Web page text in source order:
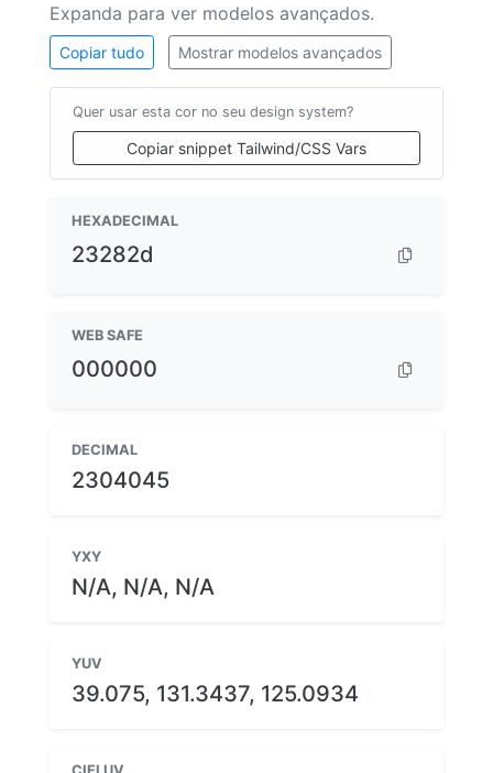
Expanda para ver modelos avançados.
Copiar tudo Mostrar modelos avançados
Quer usar esta cor no seu design system?
Copiar snippet Tailwind/CSS Vars
HEXADECIMAL
23282d
WEB SAFE
000000
DECIMAL
2304045
YXY
N/A, N/A, N/A
YUV
39.075, 131.3437, 125.0934
CIELUV